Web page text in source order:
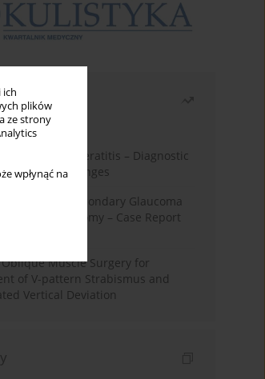
ich
plików
ze strony
wpłynąć na
czytane
Rok
Simplex Virus Keratitis – Diagnostic
Challenges
Oil-Induced Secondary Glaucoma
Plana Vitrectomy – Case Report
Muscle Surgery for
of V-pattern Strabismus and
Vertical Deviation